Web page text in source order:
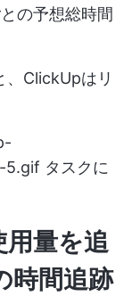
の予想総時間
、ClickUpはリ
5.gif タスクに
用量を追
時間追跡